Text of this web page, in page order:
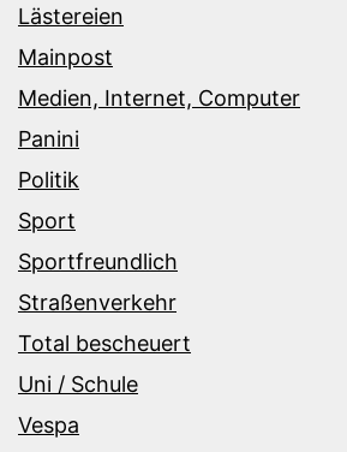
Lästereien
Mainpost
Medien, Internet, Computer
Panini
Politik
Sport
Sportfreundlich
Straßenverkehr
Total bescheuert
Uni / Schule
Vespa